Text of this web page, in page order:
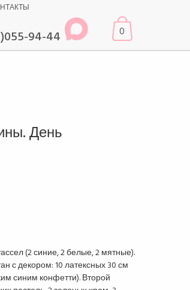
94-44 0
День
(2 синие, 2 белые, 2 мятные).
с декором: 10 латексных 30 см
синим конфетти). Второй